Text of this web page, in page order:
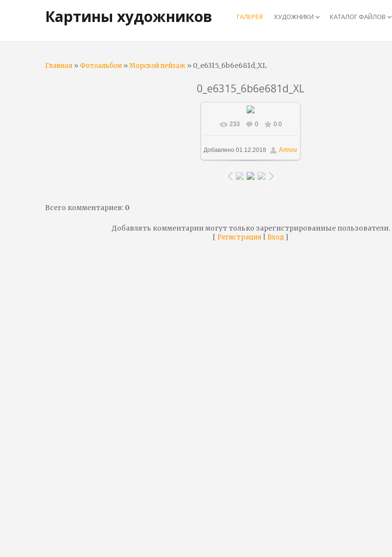
Картины художников ГАЛЕРЕЯ ХУДОЖНИКИ keyboard_arrow_down КАТАЛОГ ФАЙЛОВ keyboard_arrow_down
Главная » Фотоальбом»Морской пейзаж » 0_e6315_6b6e681d_XL
0_e6315_6b6e681d_XL
В реальном размере
800x527/ 145.4Kb
233 0 0.0
Добавлено 01.12.2018 Artnov
Всего комментариев: 0
Добавлять комментарии могут только зарегистрированные пользователи.
[ Регистрация Вход ]